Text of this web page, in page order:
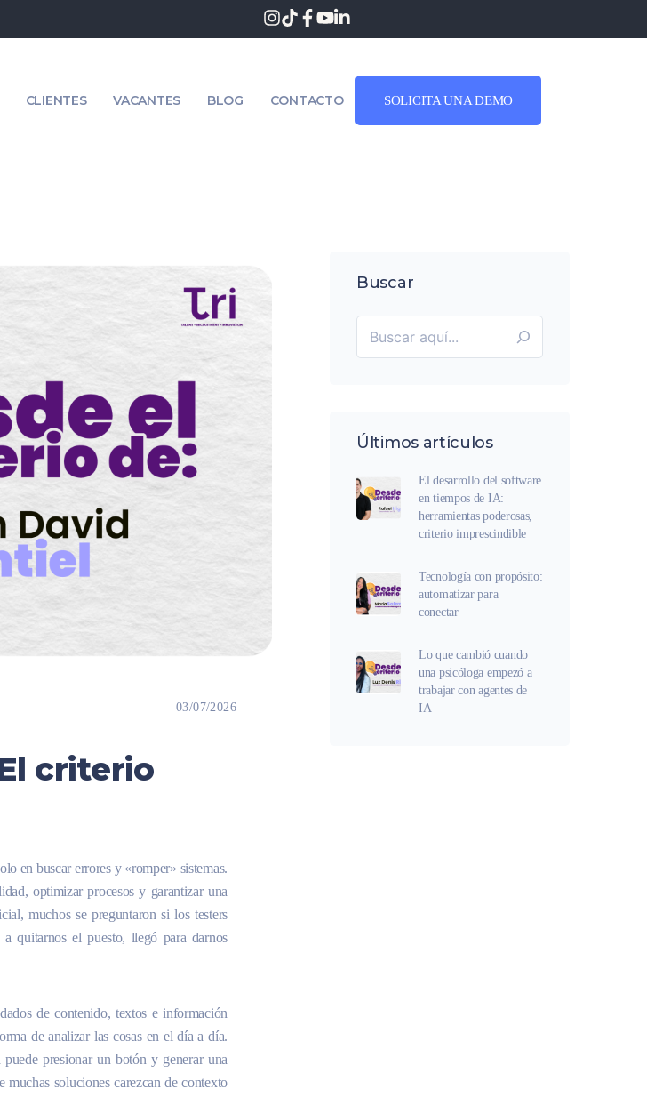
CLIENTES VACANTES BLOG CONTACTO SOLICITA UNA DEMO
03/07/2026
criterio
en buscar errores y «romper» sistemas.
optimizar procesos y garantizar una
muchos se preguntaron si los testers
quitarnos el puesto, llegó para darnos
de contenido, textos e información
de analizar las cosas en el día a día.
presionar un botón y generar una
soluciones carezcan de contexto
Buscar
Últimos artículos
El desarrollo del software
en tiempos de IA:
herramientas poderosas,
criterio imprescindible
Tecnología con propósito:
automatizar para
conectar
Lo que cambió cuando
una psicóloga empezó a
trabajar con agentes de
IA